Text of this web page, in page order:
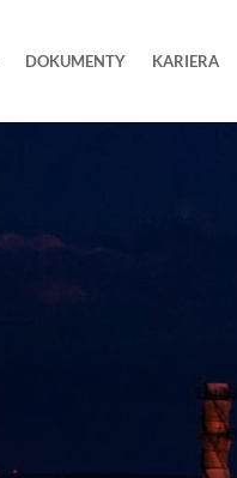
DOKUMENTY KARIERA